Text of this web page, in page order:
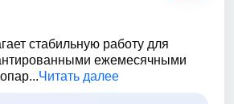
стабильную работу для
ежемесячными
Читать далее